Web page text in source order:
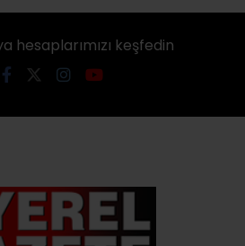
hesaplarımızı keşfedin